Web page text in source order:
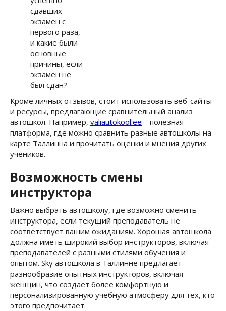
сдавших
экзамен с
первого раза,
и какие были
основные
причины, если
экзамен не
был сдан?
Кроме личных отзывов, стоит использовать веб-сайты
и ресурсы, предлагающие сравнительный анализ
автошкол. Например, valiautokool.ee – полезная
платформа, где можно сравнить разные автошколы на
карте Таллинна и прочитать оценки и мнения других
учеников.
Возможность смены
инструктора
Важно выбрать автошколу, где возможно сменить
инструктора, если текущий преподаватель не
соответствует вашим ожиданиям. Хорошая автошкола
должна иметь широкий выбор инструкторов, включая
преподавателей с разными стилями обучения и
опытом. Sky автошкола в Таллинне предлагает
разнообразие опытных инструкторов, включая
женщин, что создает более комфортную и
персонализированную учебную атмосферу для тех, кто
этого предпочитает.